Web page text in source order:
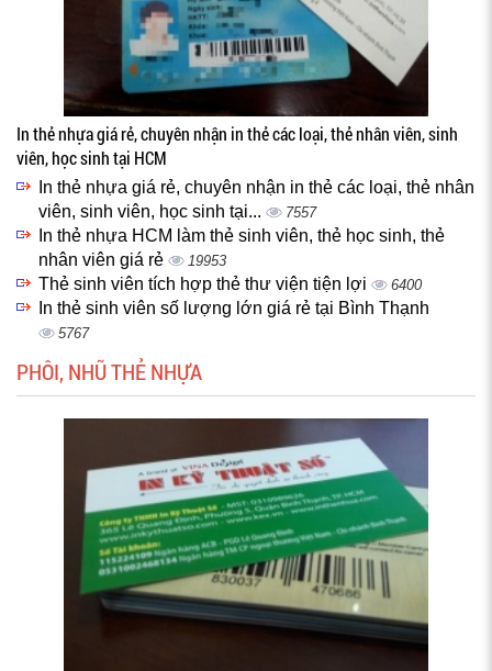
In thẻ nhựa giá rẻ, chuyên nhận in thẻ các loại, thẻ nhân viên, sinh
viên, học sinh tại HCM
In thẻ nhựa giá rẻ, chuyên nhận in thẻ các loại, thẻ nhân
viên, sinh viên, học sinh tại...
7557
In thẻ nhựa HCM làm thẻ sinh viên, thẻ học sinh, thẻ
nhân viên giá rẻ
19953
Thẻ sinh viên tích hợp thẻ thư viện tiện lợi 6400
In thẻ sinh viên số lượng lớn giá rẻ tại Bình Thạnh
5767
PHÔI, NHŨ THẺ NHỰA